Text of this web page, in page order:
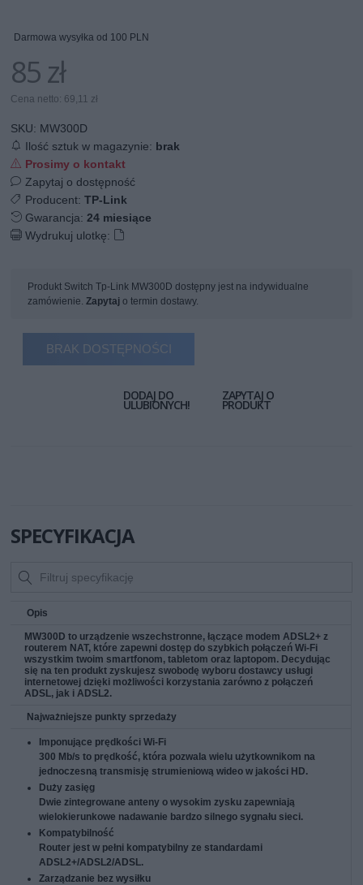
Darmowa wysyłka od 100 PLN
85 zł
Cena netto: 69,11 zł
SKU: MW300D
Ilość sztuk w magazynie: brak
Prosimy o kontakt
Zapytaj o dostępność
Producent:TP-Link
Gwarancja:24 miesiące
Wydrukuj ulotkę:
Produkt Switch Tp-Link MW300D dostępny jest na indywidualne
zamówienie.Zapytaj o termin dostawy.
BRAK DOSTĘPNOŚCI
DODAJ DO
ULUBIONYCH!
ZAPYTAJ O
PRODUKT
SPECYFIKACJA
Opis
MW300D to urządzenie wszechstronne, łączące modem ADSL2+ z
routerem NAT, które zapewni dostęp do szybkich połączeń Wi-Fi
wszystkim twoim smartfonom, tabletom oraz laptopom. Decydując
się na ten produkt zyskujesz swobodę wyboru dostawcy usługi
internetowej dzięki możliwości korzystania zarówno z połączeń
ADSL, jak i ADSL2.
Najważniejsze punkty sprzedaży
Imponujące prędkości Wi-Fi
300 Mb/s to prędkość, która pozwala wielu użytkownikom na
jednoczesną transmisję strumieniową wideo w jakości HD.
Duży zasięg
Dwie zintegrowane anteny o wysokim zysku zapewniają
wielokierunkowe nadawanie bardzo silnego sygnału sieci.
Kompatybilność
Router jest w pełni kompatybilny ze standardami
ADSL2+/ADSL2/ADSL.
Zarządzanie bez wysiłku